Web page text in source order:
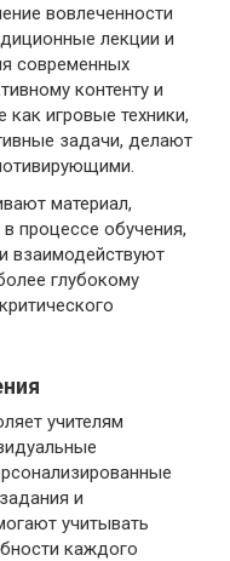
вовлеченности
лекции и
современных
контенту и
игровые техники,
задачи, делают
материал,
процессе обучения,
взаимодействуют
глубокому
учителям
и
учитывать
каждого